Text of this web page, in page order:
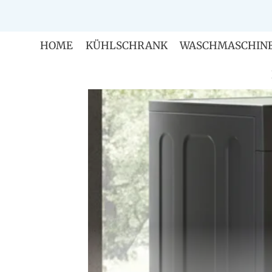
springenHOME KÜHLSCHRANK